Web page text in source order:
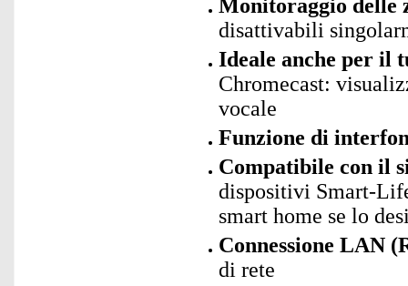
Monitoraggio delle
disattivabili
Ideale anche per il
Chromecast:
vocale
Funzione di
Compatibile con il
dispositivi Smart-
smart home se lo
Connessione LAN
di rete